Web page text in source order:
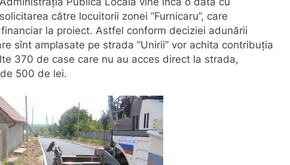
solicitarea către locuitorii zonei ”Furnicaru”, care
la proiect. Astfel conform deciziei adunării
sînt amplasate pe strada ”Unirii” vor achita contribuția
370 de case care nu au acces direct la strada,
500 de lei.